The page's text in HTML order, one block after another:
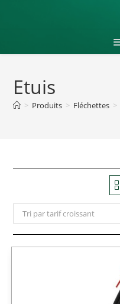
Etuis
> Produits > Fléchettes >
Tri par tarif croissant